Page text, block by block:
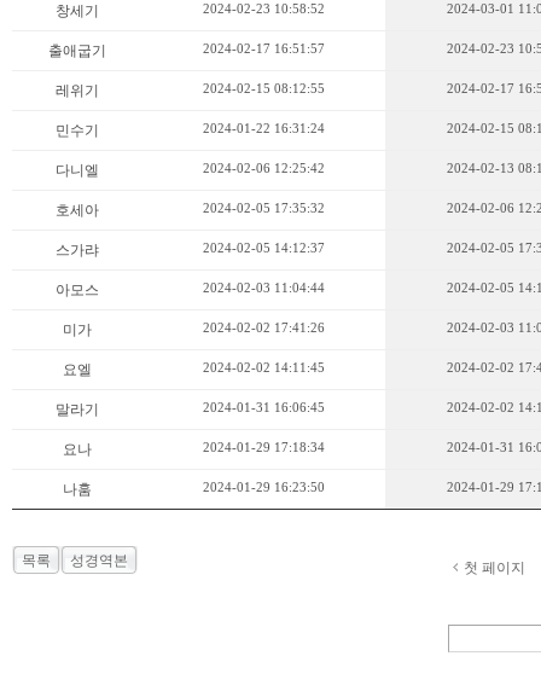
창세기 2024-02-23 10:58:52 2024-03-01
출애굽기 2024-02-17 16:51:57 2024-02-23
레위기 2024-02-15 08:12:55 2024-02-17
민수기 2024-01-22 16:31:24 2024-02-15
다니엘 2024-02-06 12:25:42 2024-02-13
호세아 2024-02-05 17:35:32 2024-02-06
스가랴 2024-02-05 14:12:37 2024-02-05
아모스 2024-02-03 11:04:44 2024-02-05
미가 2024-02-02 17:41:26 2024-02-03
요엘 2024-02-02 14:11:45 2024-02-02
말라기 2024-01-31 16:06:45 2024-02-02
요나 2024-01-29 17:18:34 2024-01-31
나훔 2024-01-29 16:23:50 2024-01-29
목록 성경역본 첫 페이지